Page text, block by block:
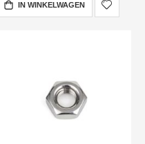
IN WINKELWAGEN